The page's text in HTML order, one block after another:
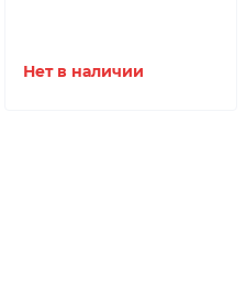
Нет в наличии